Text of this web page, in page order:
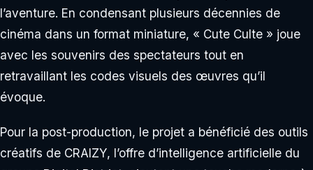
l’aventure. En condensant plusieurs décennies de
cinéma dans un format miniature, « Cute Culte » joue
avec les souvenirs des spectateurs tout en
retravaillant les codes visuels des œuvres qu’il
évoque.
Pour la post-production, le projet a bénéficié des outils
créatifs de CRAIZY, l’offre d’intelligence artificielle du